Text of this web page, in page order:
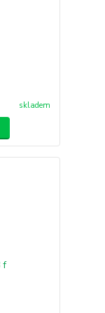
skladem